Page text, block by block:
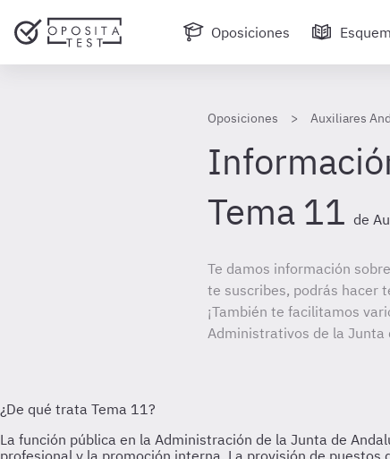
Oposiciones
Oposiciones Auxiliares
Tema 11 de
Te damos información
te suscribes, podrás hacer
¡También te facilitamos
Administrativos de la Junta